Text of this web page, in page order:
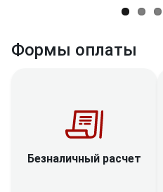
Формы оплаты
Безналичный расчет